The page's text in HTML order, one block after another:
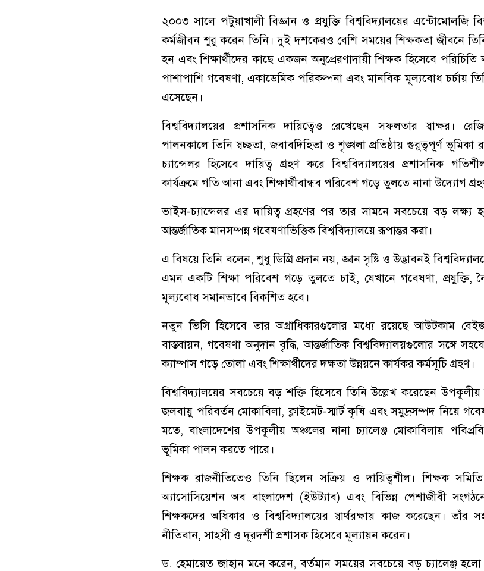
২০০৩ সালে পটুয়াখালী বিজ্ঞান ও প্রযুক্তি বিশ্ববিদ্যালয়ের এন্টোমোলজি
কর্মজীবন শুরু করেন তিনি। দুই দশকেরও বেশি সময়ের শিক্ষকতা জীবনে
হন এবং শিক্ষার্থীদের কাছে একজন অনুপ্রেরণাদায়ী শিক্ষক হিসেবে
পাশাপাশি গবেষণা, একাডেমিক পরিকল্পনা এবং মানবিক মূল্যবোধ চর্চায়
এসেছেন।
বিশ্ববিদ্যালয়ের প্রশাসনিক দায়িত্বেও রেখেছেন সফলতার স্বাক্ষর।
পালনকালে তিনি স্বচ্ছতা, জবাবদিহিতা ও শৃঙ্খলা প্রতিষ্ঠায় গুরুত্বপূর্ণ
চ্যান্সেলর হিসেবে দায়িত্ব গ্রহণ করে বিশ্ববিদ্যালয়ের প্রশাসনিক
কার্যক্রমে গতি আনা এবং শিক্ষার্থীবান্ধব পরিবেশ গড়ে তুলতে নানা উদ্যোগ
ভাইস-চ্যান্সেলর এর দায়িত্ব গ্রহণের পর তার সামনে সবচেয়ে বড় লক্ষ্য
আন্তর্জাতিক মানসম্পন্ন গবেষণাভিত্তিক বিশ্ববিদ্যালয়ে রূপান্তর করা।
এ বিষয়ে তিনি বলেন, শুধু ডিগ্রি প্রদান নয়, জ্ঞান সৃষ্টি ও উদ্ভাবনই
এমন একটি শিক্ষা পরিবেশ গড়ে তুলতে চাই, যেখানে গবেষণা, প্রযুক্তি,
মূল্যবোধ সমানভাবে বিকশিত হবে।
নতুন ভিসি হিসেবে তার অগ্রাধিকারগুলোর মধ্যে রয়েছে আউটকাম
বাস্তবায়ন, গবেষণা অনুদান বৃদ্ধি, আন্তর্জাতিক বিশ্ববিদ্যালয়গুলোর সঙ্গে
ক্যাম্পাস গড়ে তোলা এবং শিক্ষার্থীদের দক্ষতা উন্নয়নে কার্যকর কর্মসূচি গ্রহণ।
বিশ্ববিদ্যালয়ের সবচেয়ে বড় শক্তি হিসেবে তিনি উল্লেখ করেছেন উপকূলীয়
জলবায়ু পরিবর্তন মোকাবিলা, ক্লাইমেট-স্মার্ট কৃষি এবং সমুদ্রসম্পদ নিয়ে
মতে, বাংলাদেশের উপকূলীয় অঞ্চলের নানা চ্যালেঞ্জ মোকাবিলায় পবিপ্রবি
ভূমিকা পালন করতে পারে।
শিক্ষক রাজনীতিতেও তিনি ছিলেন সক্রিয় ও দায়িত্বশীল। শিক্ষক সমিতি,
অ্যাসোসিয়েশন অব বাংলাদেশ (ইউট্যাব) এবং বিভিন্ন পেশাজীবী
শিক্ষকদের অধিকার ও বিশ্ববিদ্যালয়ের স্বার্থরক্ষায় কাজ করেছেন। তাঁর
নীতিবান, সাহসী ও দূরদর্শী প্রশাসক হিসেবে মূল্যায়ন করেন।
ড. হেমায়েত জাহান মনে করেন, বর্তমান সময়ের সবচেয়ে বড় চ্যালেঞ্জ হলো